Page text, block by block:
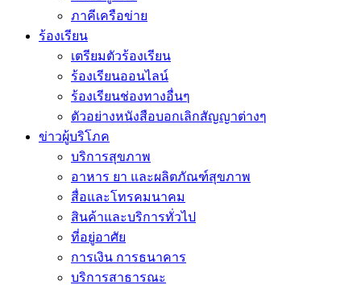
ภาคีเครือข่าย
ร้องเรียน
เตรียมตัวร้องเรียน
ร้องเรียนออนไลน์
ร้องเรียนช่องทางอื่นๆ
ตัวอย่างหนังสือบอกเลิกสัญญาต่างๆ
ข่าวผู้บริโภค
บริการสุขภาพ
อาหาร ยา และผลิตภัณฑ์สุขภาพ
สื่อและโทรคมนาคม
สินค้าและบริการทั่วไป
ที่อยู่อาศัย
การเงิน การธนาคาร
บริการสาธารณะ